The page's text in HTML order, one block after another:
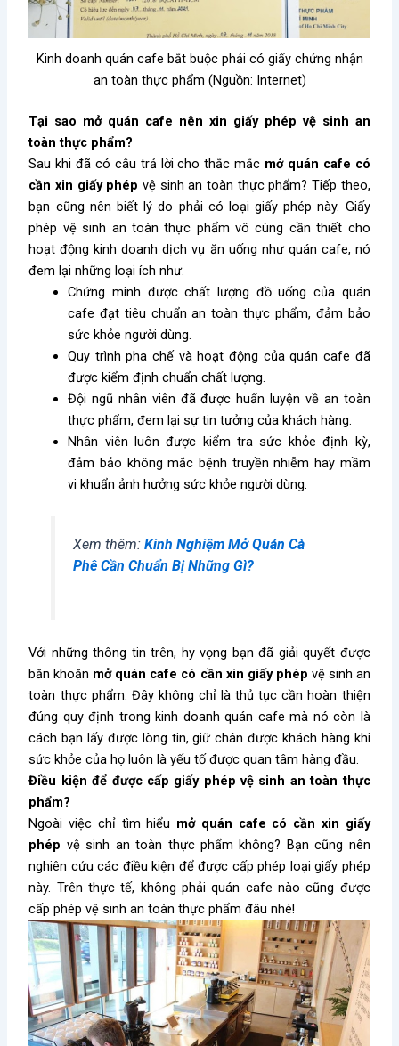
Kinh doanh quán cafe bắt buộc phải có giấy chứng nhận
an toàn thực phẩm (Nguồn: Internet)
Tại sao mở quán cafe nên xin giấy phép vệ sinh an
toàn thực phẩm?
Sau khi đã có câu trả lời cho thắc mắc mở quán cafe có
cần xin giấy phép vệ sinh an toàn thực phẩm? Tiếp theo,
bạn cũng nên biết lý do phải có loại giấy phép này. Giấy
phép vệ sinh an toàn thực phẩm vô cùng cần thiết cho
hoạt động kinh doanh dịch vụ ăn uống như quán cafe, nó
đem lại những loại ích như:
Chứng minh được chất lượng đồ uống của quán
cafe đạt tiêu chuẩn an toàn thực phẩm, đảm bảo
sức khỏe người dùng.
Quy trình pha chế và hoạt động của quán cafe đã
được kiểm định chuẩn chất lượng.
Đội ngũ nhân viên đã được huấn luyện về an toàn
thực phẩm, đem lại sự tin tưởng của khách hàng.
Nhân viên luôn được kiểm tra sức khỏe định kỳ,
đảm bảo không mắc bệnh truyền nhiễm hay mầm
vi khuẩn ảnh hưởng sức khỏe người dùng.
Xem thêm: Kinh Nghiệm Mở Quán Cà
Phê Cần Chuẩn Bị Những Gì?
Với những thông tin trên, hy vọng bạn đã giải quyết được
băn khoăn mở quán cafe có cần xin giấy phép vệ sinh an
toàn thực phẩm. Đây không chỉ là thủ tục cần hoàn thiện
đúng quy định trong kinh doanh quán cafe mà nó còn là
cách bạn lấy được lòng tin, giữ chân được khách hàng khi
sức khỏe của họ luôn là yếu tố được quan tâm hàng đầu.
Điều kiện để được cấp giấy phép vệ sinh an toàn thực
phẩm?
Ngoài việc chỉ tìm hiểu mở quán cafe có cần xin giấy
phép vệ sinh an toàn thực phẩm không? Bạn cũng nên
nghiên cứu các điều kiện để được cấp phép loại giấy phép
này. Trên thực tế, không phải quán cafe nào cũng được
cấp phép vệ sinh an toàn thực phẩm đâu nhé!